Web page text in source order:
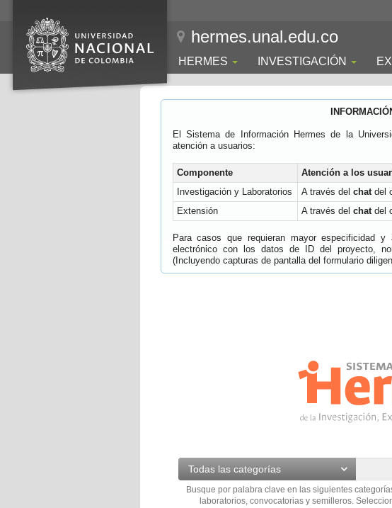
hermes.unal.edu.co
HERMES INVESTIGACIÓN
El Sistema de Información Hermes de la
atención a usuarios:
Componente Atención a los
Investigación y Laboratorios
A través del chatdel
Extensión
A través del chatdel
Para casos que requieran mayor especificidad
electrónico con los datos de ID del proyecto,
(Incluyendo capturas de pantalla del formulario
Todas las categorías
Busque por palabra clave en las siguientes
laboratorios, convocatorias y semilleros.